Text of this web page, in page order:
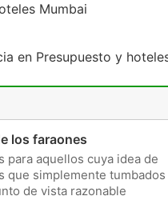
Mumbai
en Presupuesto y
los faraones
para aquellos cuya idea de
que simplemente tumbados
de vista razonable